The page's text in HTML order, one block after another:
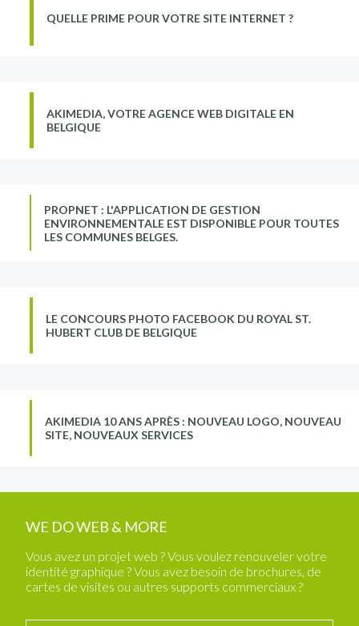
QUELLE PRIME POUR VOTRE SITE INTERNET ?
AKIMEDIA, VOTRE AGENCE WEB DIGITALE EN
BELGIQUE
PROPNET : L'APPLICATION DE GESTION
ENVIRONNEMENTALE EST DISPONIBLE POUR TOUTES
LES COMMUNES BELGES.
LE CONCOURS PHOTO FACEBOOK DU ROYAL ST.
HUBERT CLUB DE BELGIQUE
AKIMEDIA 10 ANS APRÈS : NOUVEAU LOGO, NOUVEAU
SITE, NOUVEAUX SERVICES
WE DO WEB & MORE
Vous avez un projet web ? Vous voulez renouveler votre
identité graphique ? Vous avez besoin de brochures, de
cartes de visites ou autres supports commerciaux ?